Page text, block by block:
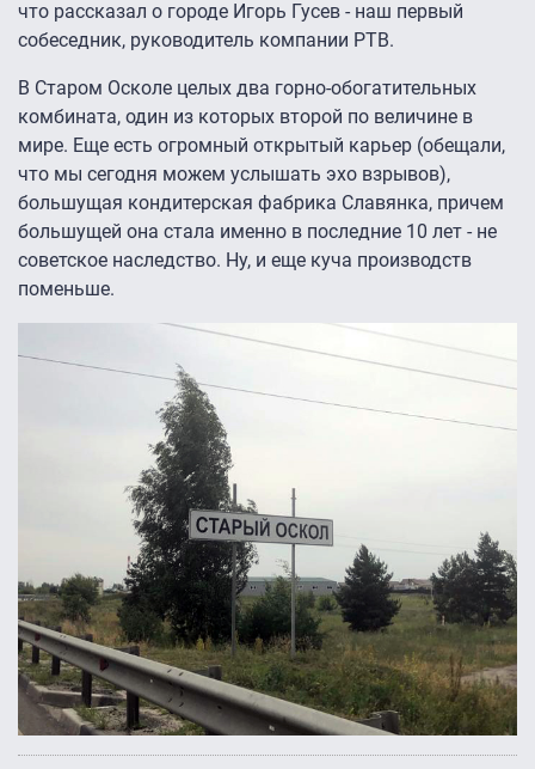
что рассказал о городе Игорь Гусев - наш первый
собеседник, руководитель компании РТВ.
В Старом Осколе целых два горно-обогатительных
комбината, один из которых второй по величине в
мире. Еще есть огромный открытый карьер (обещали,
что мы сегодня можем услышать эхо взрывов),
большущая кондитерская фабрика Славянка, причем
большущей она стала именно в последние 10 лет - не
советское наследство. Ну, и еще куча производств
поменьше.